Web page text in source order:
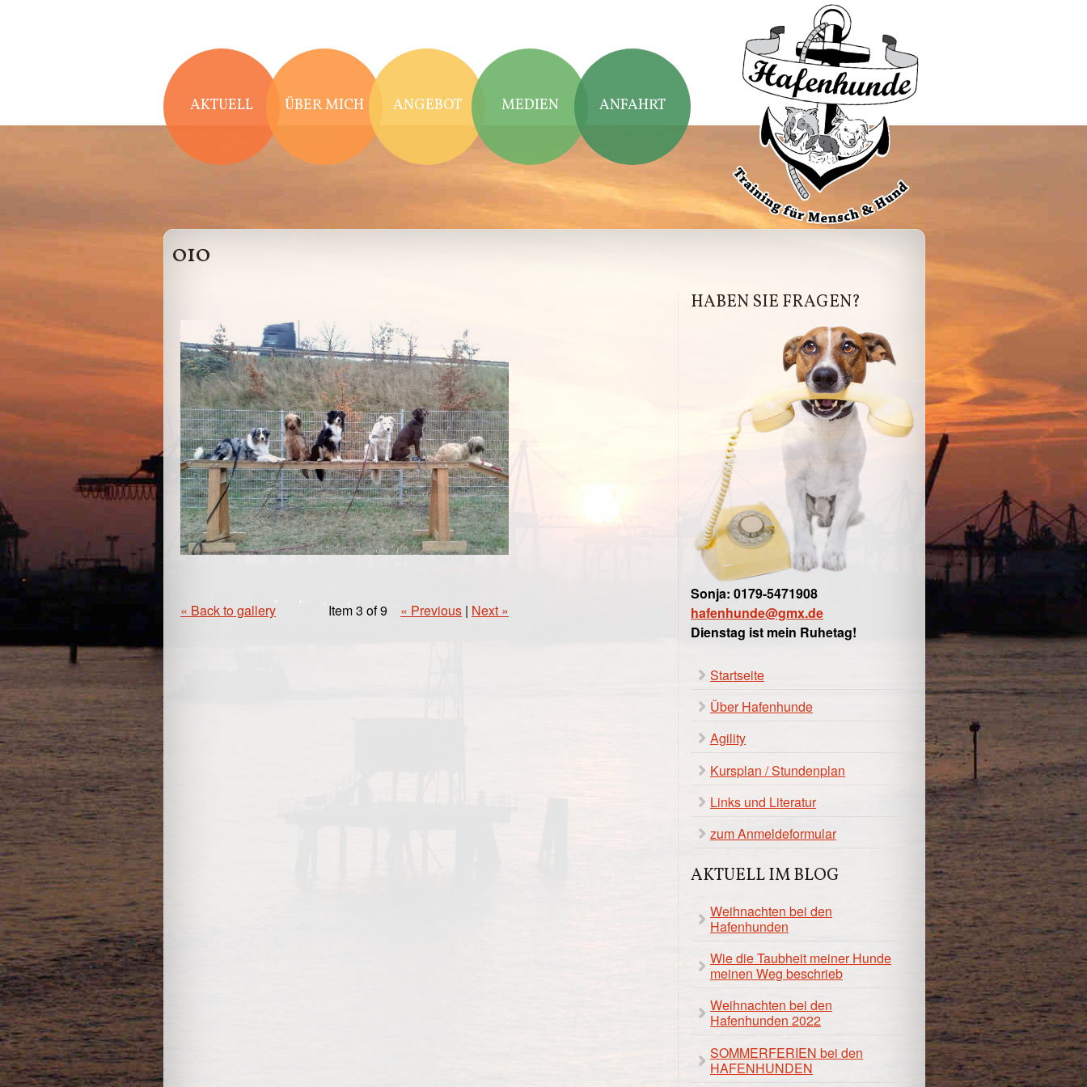
AKTUELL ÜBER MICH ANGEBOT MEDIEN ANFAHRT
Hafenhunde
010
« Back to gallery Item 3 of 9 « Previous | Next »
HABEN SIE FRAGEN?
Sonja: 0179-5471908
hafenhunde@gmx.de
Dienstag ist mein Ruhetag!
Startseite
Über Hafenhunde
Agility
Kursplan / Stundenplan
Links und Literatur
zum Anmeldeformular
AKTUELL IM BLOG
Weihnachten bei den
Hafenhunden
Wie die Taubheit meiner Hunde
meinen Weg beschrieb
Weihnachten bei den
Hafenhunden 2022
SOMMERFERIEN bei den
HAFENHUNDEN